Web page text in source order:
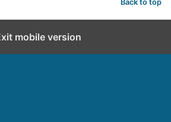
Back to top
mobile version